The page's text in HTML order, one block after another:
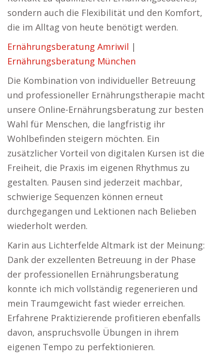
sondern auch die Flexibilität und den Komfort,
die im Alltag von heute benötigt werden.
Ernährungsberatung Amriwil |
Ernährungsberatung München
Die Kombination von individueller Betreuung
und professioneller Ernährungstherapie macht
unsere Online-Ernährungsberatung zur besten
Wahl für Menschen, die langfristig ihr
Wohlbefinden steigern möchten. Ein
zusätzlicher Vorteil von digitalen Kursen ist die
Freiheit, die Praxis im eigenen Rhythmus zu
gestalten. Pausen sind jederzeit machbar,
schwierige Sequenzen können erneut
durchgegangen und Lektionen nach Belieben
wiederholt werden.
Karin aus Lichterfelde Altmark ist der Meinung:
Dank der exzellenten Betreuung in der Phase
der professionellen Ernährungsberatung
konnte ich mich vollständig regenerieren und
mein Traumgewicht fast wieder erreichen.
Erfahrene Praktizierende profitieren ebenfalls
davon, anspruchsvolle Übungen in ihrem
eigenen Tempo zu perfektionieren.